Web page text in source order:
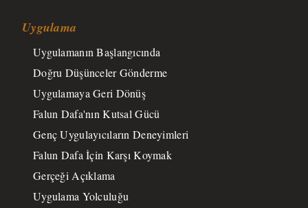
Uygulama
Uygulamanın Başlangıcında
Doğru Düşünceler Gönderme
Uygulamaya Geri Dönüş
Falun Dafa'nın Kutsal Gücü
Genç Uygulayıcıların Deneyimleri
Falun Dafa İçin Karşı Koymak
Gerçeği Açıklama
Uygulama Yolculuğu